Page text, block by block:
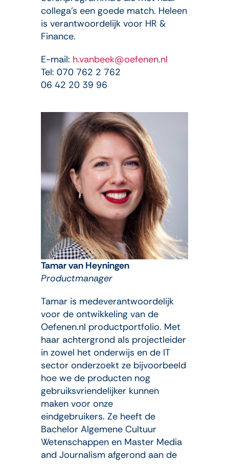
collega’s een goede match. Heleen
is verantwoordelijk voor HR &
Finance.
E-mail: h.vanbeek@oefenen.nl
Tel: 070 762 2 762
06 42 20 39 96
Tamar van Heyningen
Productmanager
Tamar is medeverantwoordelijk
voor de ontwikkeling van de
Oefenen.nl productportfolio. Met
haar achtergrond als projectleider
in zowel het onderwijs en de IT
sector onderzoekt ze bijvoorbeeld
hoe we de producten nog
gebruiksvriendelijker kunnen
maken voor onze
eindgebruikers. Ze heeft de
Bachelor Algemene Cultuur
Wetenschappen en Master Media
and Journalism afgerond aan de